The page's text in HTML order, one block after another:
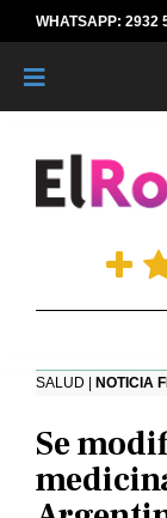
WHATSAPP: 2932
SALUD | NOTICIA
Se